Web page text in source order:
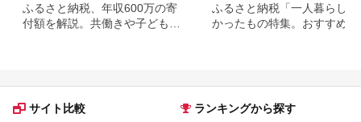
ふるさと納税、年収600万の寄
付額を解説。共働きや子どもが
ふるさと納税「一人暮らし」
かったもの特集。おすすめ返
サイト比較 ランキングから探す